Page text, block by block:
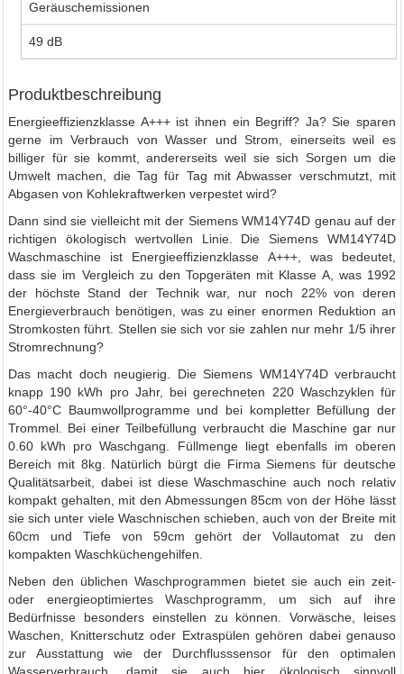
Geräuschemissionen
49 dB
Produktbeschreibung
Energieeffizienzklasse A+++ ist ihnen ein Begriff? Ja? Sie sparen
gerne im Verbrauch von Wasser und Strom, einerseits weil es
billiger für sie kommt, andererseits weil sie sich Sorgen um die
Umwelt machen, die Tag für Tag mit Abwasser verschmutzt, mit
Abgasen von Kohlekraftwerken verpestet wird?
Dann sind sie vielleicht mit der Siemens WM14Y74D genau auf der
richtigen ökologisch wertvollen Linie. Die Siemens WM14Y74D
Waschmaschine ist Energieeffizienzklasse A+++, was bedeutet,
dass sie im Vergleich zu den Topgeräten mit Klasse A, was 1992
der höchste Stand der Technik war, nur noch 22% von deren
Energieverbrauch benötigen, was zu einer enormen Reduktion an
Stromkosten führt. Stellen sie sich vor sie zahlen nur mehr 1/5 ihrer
Stromrechnung?
Das macht doch neugierig. Die Siemens WM14Y74D verbraucht
knapp 190 kWh pro Jahr, bei gerechneten 220 Waschzyklen für
60°-40°C Baumwollprogramme und bei kompletter Befüllung der
Trommel. Bei einer Teilbefüllung verbraucht die Maschine gar nur
0.60 kWh pro Waschgang. Füllmenge liegt ebenfalls im oberen
Bereich mit 8kg. Natürlich bürgt die Firma Siemens für deutsche
Qualitätsarbeit, dabei ist diese Waschmaschine auch noch relativ
kompakt gehalten, mit den Abmessungen 85cm von der Höhe lässt
sie sich unter viele Waschnischen schieben, auch von der Breite mit
60cm und Tiefe von 59cm gehört der Vollautomat zu den
kompakten Waschküchengehilfen.
Neben den üblichen Waschprogrammen bietet sie auch ein zeit-
oder energieoptimiertes Waschprogramm, um sich auf ihre
Bedürfnisse besonders einstellen zu können. Vorwäsche, leises
Waschen, Knitterschutz oder Extraspülen gehören dabei genauso
zur Ausstattung wie der Durchflusssensor für den optimalen